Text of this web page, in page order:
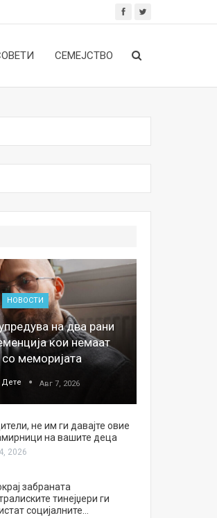
СЕМЕЈСТВО
НОВОСТИ
на два рани
кои немаат
меморијата
Дете Авг 7, 2026
не им ги давајте овие
на вашите деца
2026
забраната
тинејџери ги
социјалните…